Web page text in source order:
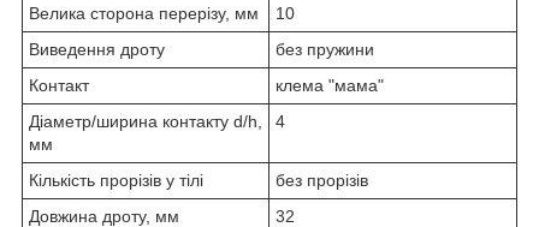
Велика сторона перерізу, мм
10
Виведення дроту
без пружини
Контакт
клема "мама"
Діаметр/ширина контакту d/h,
мм
4
Кількість прорізів у тілі
без прорізів
Довжина дроту, мм
32